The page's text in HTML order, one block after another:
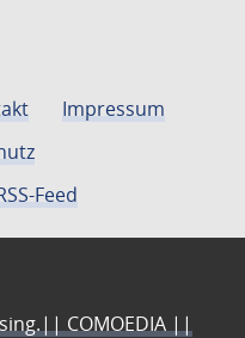
Impressum
Feed
COMOEDIA ||